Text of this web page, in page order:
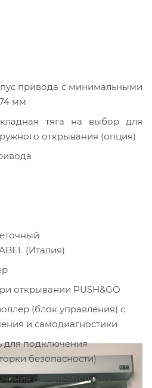
привода с минимальными
мм
тяга на выбор для
открывания (опция)
(Италия)
открывании PUSH&GO
(блок управления) с
и самодиагностики
для подключения
безопасности)
дополнительных